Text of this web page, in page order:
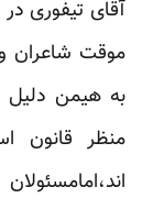
آقای تیفوری در
موقت شاعران
به هیمن دلیل
منظر قانون